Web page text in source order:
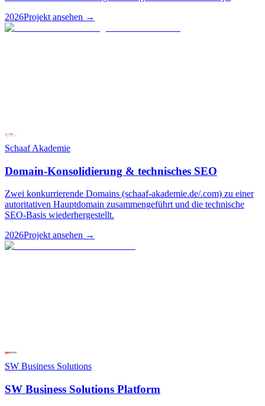
2026Projekt ansehen →
Schaaf Akademie
Domain-Konsolidierung & technisches SEO
Zwei konkurrierende Domains (schaaf-akademie.de/.com) zu einer
autoritativen Hauptdomain zusammengeführt und die technische
SEO-Basis wiederhergestellt.
2026Projekt ansehen →
SW Business Solutions
SW Business Solutions Platform